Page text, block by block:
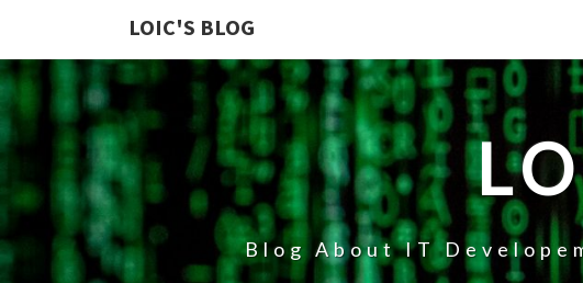
LOIC'S BLOG
Blog About IT